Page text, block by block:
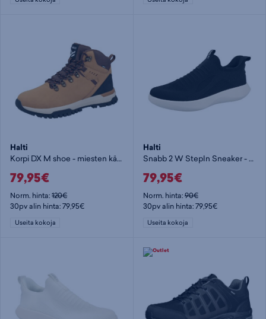
Halti
Korpi DX M shoe - miesten kävelykengät
79,95€
Norm. hinta:120€
30pv alin hinta: 79,95€
Useita kokoja
Halti
Snabb 2 W StepIn Sneaker - naisten kävelykengät
79,95€
Norm. hinta:90€
30pv alin hinta: 79,95€
Useita kokoja